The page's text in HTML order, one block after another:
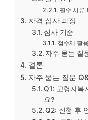
필수 서류
자격 심사 과정
심사 기준
점수제 활
자주 묻는 질
결론
자주 묻는 질문
Q1: 고령자복
요?
Q2: 신청 후